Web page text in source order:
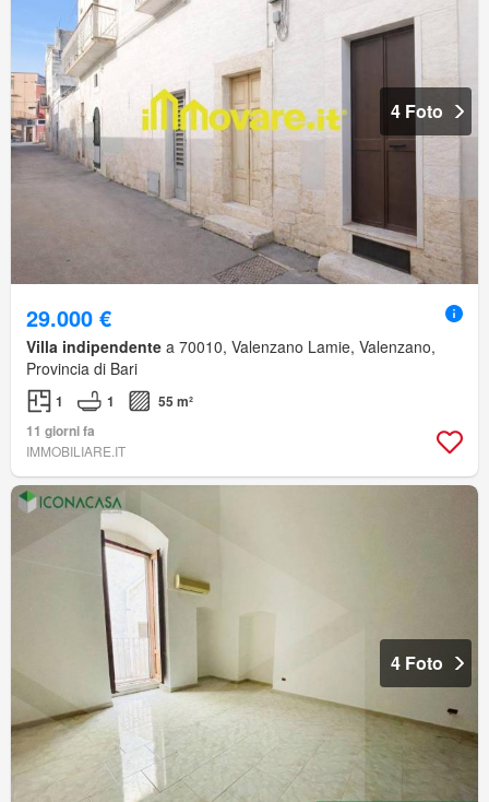
4 Foto
29.000 €
Villa indipendente a 70010, Valenzano Lamie, Valenzano,
Provincia di Bari
1 1
55 m²
11 giorni fa
IMMOBILIARE.IT
4 Foto